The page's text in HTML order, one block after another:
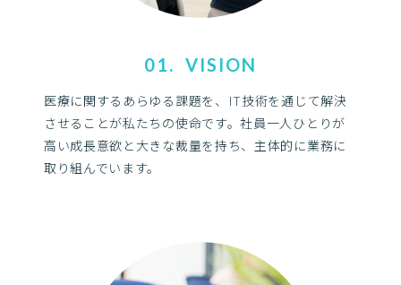
01. VISION
医療に関するあらゆる課題を、IT技術を通じて解決
させることが私たちの使命です。社員一人ひとりが
高い成長意欲と大きな裁量を持ち、主体的に業務に
取り組んでいます。